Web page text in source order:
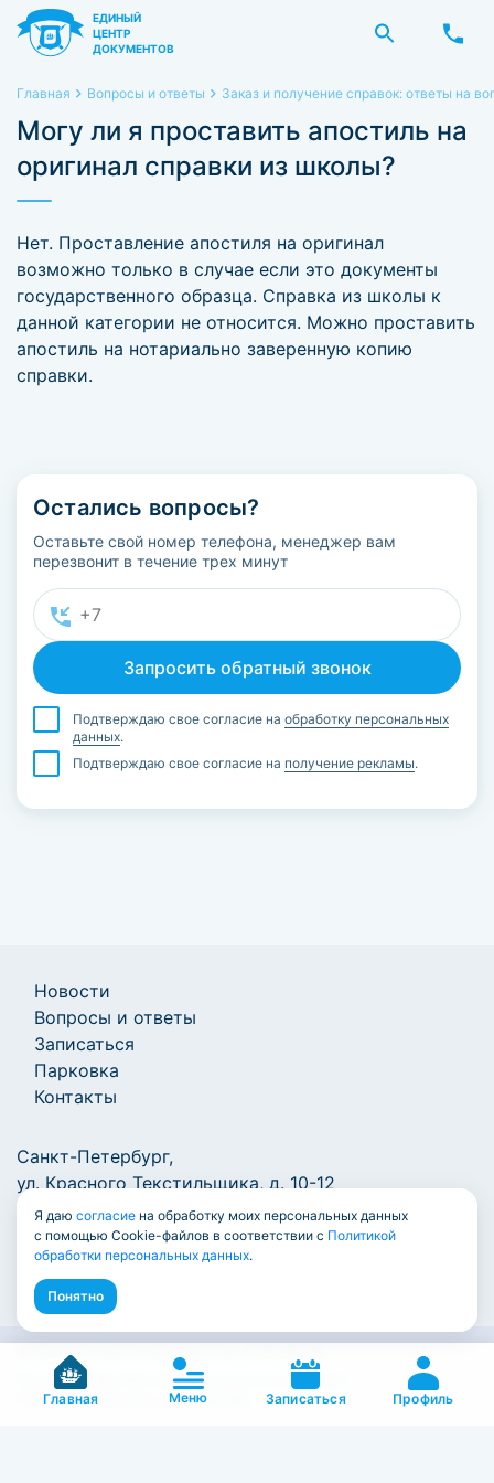
ЕДИНЫЙ
ЦЕНТР
ДОКУМЕНТОВ
Главная Вопросы и ответы Заказ и получение справок: ответы на
Могу ли я проставить апостиль на
оригинал справки из школы?
Нет. Проставление апостиля на оригинал
возможно только в случае если это документы
государственного образца. Справка из школы к
данной категории не относится. Можно проставить
апостиль на нотариально заверенную копию
справки.
Остались вопросы?
Оставьте свой номер телефона, менеджер вам
перезвонит в течение трех минут
Подтверждаю свое согласие на обработку персональных
данных.
Подтверждаю свое согласие на получение рекламы.
Новости
Вопросы и ответы
Записаться
Парковка
Контакты
Санкт-Петербург,
ул. Красного Текстильщика, д. 10-12
+7 (812) 777-1000/info@7771000.ru
© Единый центр документов 2009-2026
Политика обработки персональных данных
Пользовательское соглашение
Главная Меню Записаться Профиль
Я даю согласие на обработку моих персональных данных
с помощью Cookie-файлов в соответствии с Политикой
обработки персональных данных.
Понятно